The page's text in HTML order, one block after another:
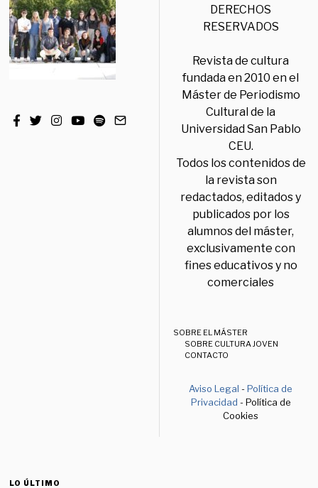
DERECHOS
RESERVADOS
Revista de cultura
fundada en 2010 en el
Máster de Periodismo
Cultural de la
Universidad San Pablo
CEU.
Todos los contenidos de
la revista son
redactados, editados y
publicados por los
alumnos del máster,
exclusivamente con
fines educativos y no
comerciales
SOBRE EL MÁSTER
SOBRE CULTURA JOVEN
CONTACTO
Aviso Legal -Política de
Privacidad - Política de
Cookies
LO ÚLTIMO